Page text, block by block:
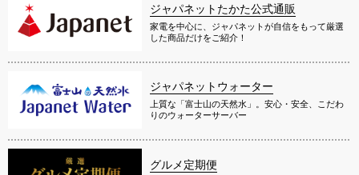
ジャパネットたかた公式通販
家電を中心に、ジャパネットが自信をもって厳選
した商品だけをご紹介！
ジャパネットウォーター
上質な「富士山の天然水」。安心・安全、こだわ
りのウォーターサーバー
グルメ定期便